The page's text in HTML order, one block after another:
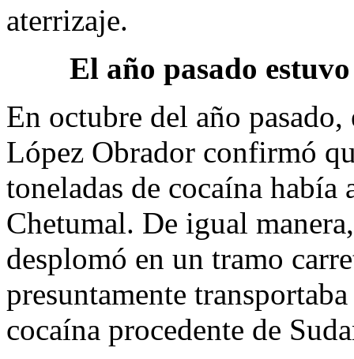
aterrizaje.
El año pasado
En octubre del año
López Obrador confirmó
toneladas de cocaína había
Chetumal. De igual
desplomó en un tramo
presuntamente
cocaína procedente de